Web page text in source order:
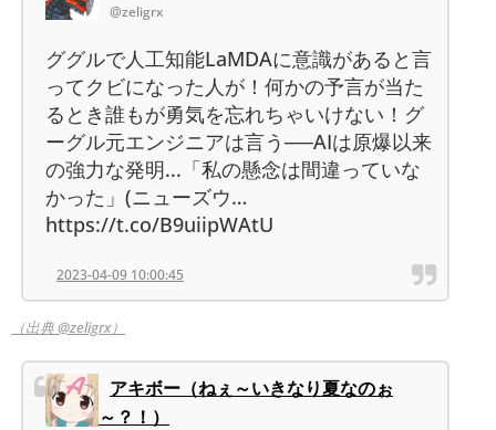
@zeligrx
ググルで人工知能LaMDAに意識があると言
ってクビになった人が！何かの予言が当た
るとき誰もが勇気を忘れちゃいけない！グ
ーグル元エンジニアは言う──AIは原爆以来
の強力な発明...「私の懸念は間違っていな
かった」(ニューズウ…
https://t.co/B9uiipWAtU
2023-04-09 10:00:45
（出典 @zeligrx）
アキボー（ねぇ～いきなり夏なのぉ
～？！）